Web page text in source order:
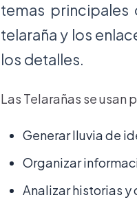
temas
telaraña y los
los detalles.
Las Telarañas se usan
Generar lluvia de
Organizar
Analizar historias